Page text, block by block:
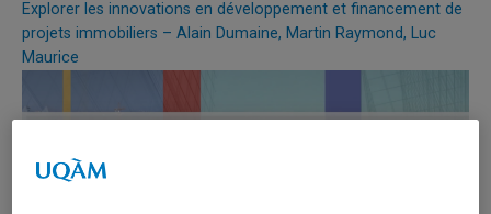
Explorer les innovations en développement et financement de
projets immobiliers – Alain Dumaine, Martin Raymond, Luc
Maurice